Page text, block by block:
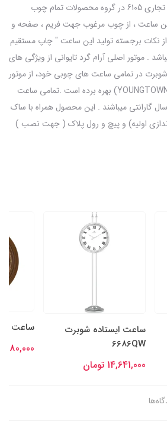
ساعت دیواری شوبرت با نام تجاری 6105 در گروه محصولات تمام چوب
این ساعت ، از چوب مرغوب جهت فریم ، صفحه و
نکات برجسته تولید این ساعت " چاپ مستقیم
. موتور اصلی آرام گرد تایوانی از ویژگی های
در تمامی ساعت های چوبی خود، از موتور
آرام گرد تایوان خورشیدی( YOUNGTOWN) بهره برده است .تمامی ساعت
های چوبی شوبرت دارای 5 سال گارانتی میباشند . این محصول همراه با ساک
اولیه) و پیچ و رول پلاک ( جهت نصب )
ساعت ایستاده شوبرت
6686QW
14,641,000 تومان
ساعت
4,280,000